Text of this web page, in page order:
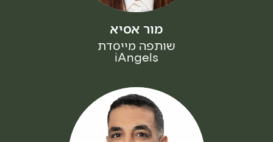
מור אסיא
שותפה מייסדת
iAngels